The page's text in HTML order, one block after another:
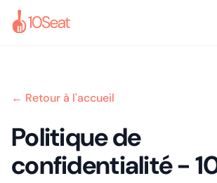
← Retour à l'accueil
Politique de
confidentialité -